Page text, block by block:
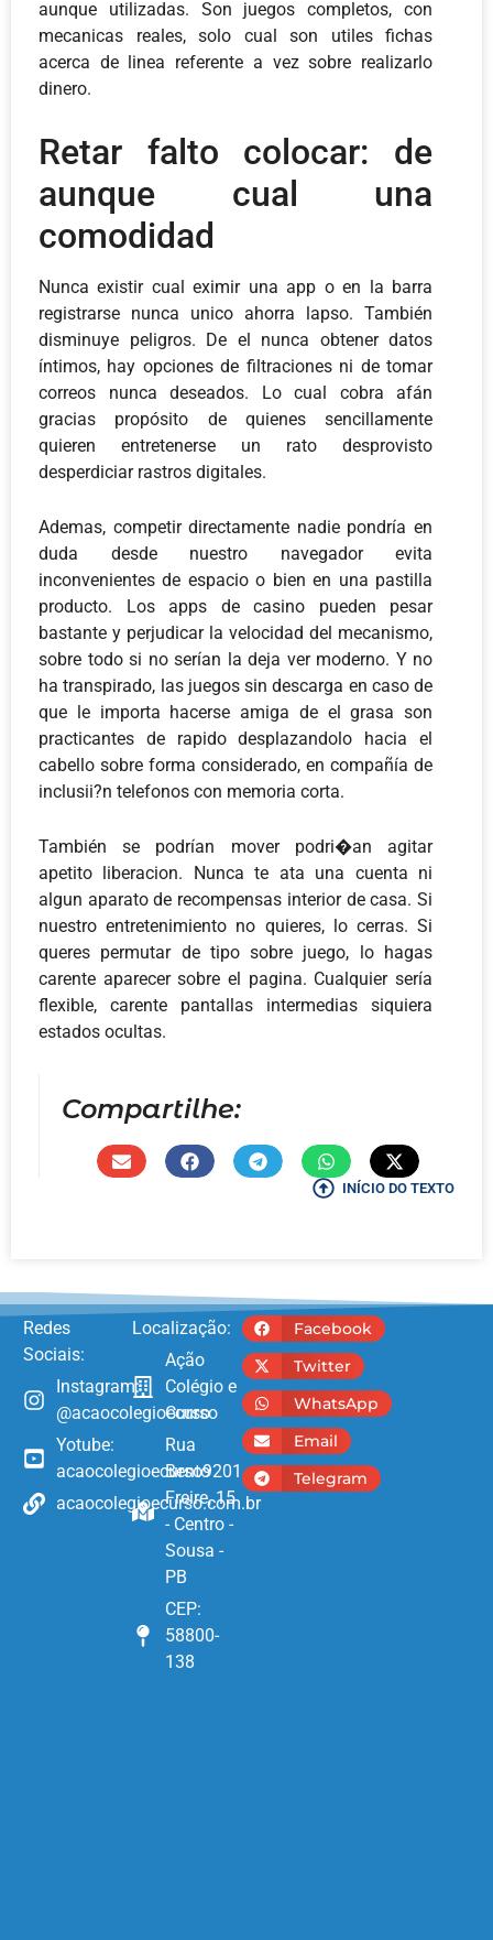
aunque utilizadas. Son juegos completos, con
mecanicas reales, solo cual son utiles fichas
acerca de linea referente a vez sobre realizarlo
dinero.
Retar falto colocar: de
aunque cual una
comodidad
Nunca existir cual eximir una app o en la barra
registrarse nunca unico ahorra lapso. También
disminuye peligros. De el nunca obtener datos
íntimos, hay opciones de filtraciones ni de tomar
correos nunca deseados. Lo cual cobra afán
gracias propósito de quienes sencillamente
quieren entretenerse un rato desprovisto
desperdiciar rastros digitales.
Ademas, competir directamente nadie pondrí­a en
duda desde nuestro navegador evita
inconvenientes de espacio o bien en una pastilla
producto. Los apps de casino pueden pesar
bastante y perjudicar la velocidad del mecanismo,
sobre todo si no serían la deja ver moderno. Y no
ha transpirado, las juegos sin descarga en caso de
que le importa hacerse amiga de el grasa son
practicantes de rapido desplazandolo hacia el
cabello sobre forma considerado, en compañía de
inclusii?n telefonos con memoria corta.
También se podrí­an mover podri�an agitar
apetito liberacion. Nunca te ata una cuenta ni
algun aparato de recompensas interior de casa. Si
nuestro entretenimiento no quieres, lo cerras. Si
queres permutar de tipo sobre juego, lo hagas
carente aparecer sobre el pagina. Cualquier serí­a
flexible, carente pantallas intermedias siquiera
estados ocultas.
Compartilhe:
INÍCIO DO TEXTO
Redes
Sociais:
Instagram:
@acaocolegioecurso
Yotube:
acaocolegioecurso9201
acaocolegioecurso.com.br
Localização:
Ação
Colégio e
Curso
Rua
Bento
Freire, 15
- Centro -
Sousa -
PB
CEP:
58800-
138
Facebook
Twitter
WhatsApp
Email
Telegram